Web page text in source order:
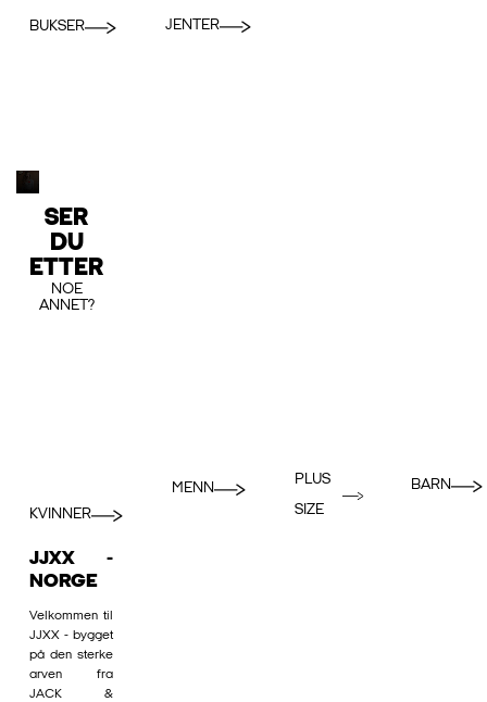
BUKSER JENTER
SER
DU
ETTER
NOE
ANNET?
KVINNER
MENN
PLUS
SIZE
BARN
JJXX -
NORGE
Velkommen til
JJXX - bygget
på den sterke
arven fra
JACK &